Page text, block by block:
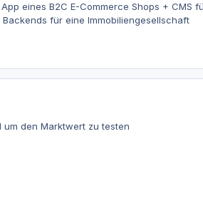
eines B2C E-Commerce Shops + CMS
für eine Immobiliengesellschaft
den Marktwert zu testen